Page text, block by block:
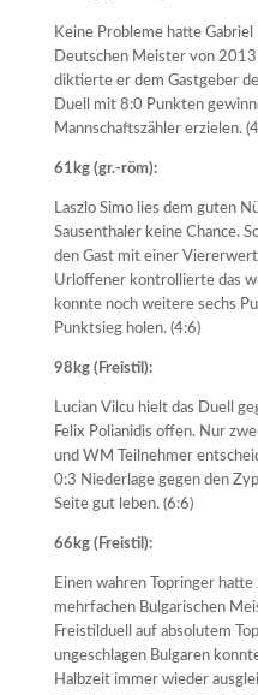
Keine Probleme hatte
Deutschen Meister von
diktierte er dem Gastgeber
Duell mit 8:0 Punkten
Mannschaftszähler erzielen.
61kg (gr.-röm):
Laszlo Simo lies dem guten
Sausenthaler keine Chance.
den Gast mit einer
Urloffener kontrollierte das
konnte noch weitere sechs
Punktsieg holen. (4:6)
98kg (Freistil):
Lucian Vilcu hielt das Duell
Felix Polianidis offen. Nur
und WM Teilnehmer
0:3 Niederlage gegen den
Seite gut leben. (6:6)
66kg (Freistil):
Einen wahren Topringer
mehrfachen Bulgarischen
Freistilduell auf absolutem
ungeschlagen Bulgaren
Halbzeit immer wieder